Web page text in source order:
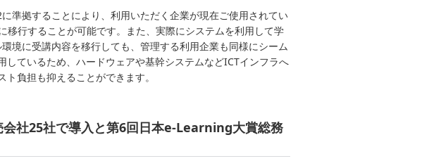
に準拠することにより、利用いただく企業が現在ご使用されてい
行することが可能です。また、実際にシステムを利用して学
境に受講内容を移行しても、管理する利用企業も同様にシーム
ているため、ハードウェアや基幹システムなどICTインフラへ
負担も抑えることができます。
社25社で導入と第6回日本e-Learning大賞総務